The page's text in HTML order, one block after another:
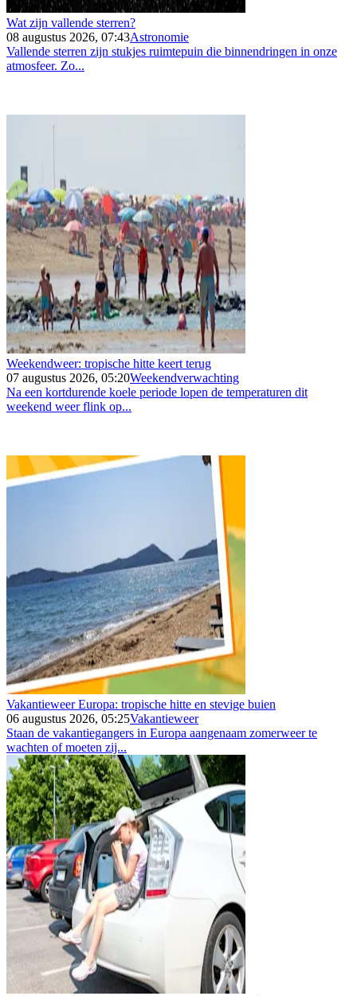
Wat zijn vallende sterren?
08 augustus 2026, 07:43Astronomie
Vallende sterren zijn stukjes ruimtepuin die binnendringen in onze
atmosfeer. Zo...
Weekendweer: tropische hitte keert terug
07 augustus 2026, 05:20Weekendverwachting
Na een kortdurende koele periode lopen de temperaturen dit
weekend weer flink op...
Vakantieweer Europa: tropische hitte en stevige buien
06 augustus 2026, 05:25Vakantieweer
Staan de vakantiegangers in Europa aangenaam zomerweer te
wachten of moeten zij...